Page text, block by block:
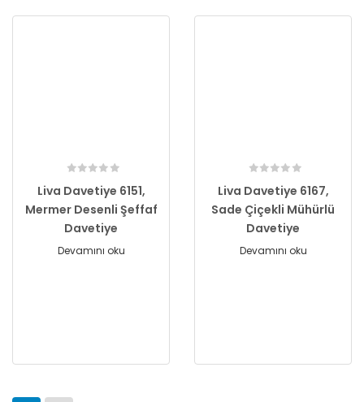
Liva Davetiye 6151,
Mermer Desenli Şeffaf
Davetiye
Devamını oku
Liva Davetiye 6167,
Sade Çiçekli Mühürlü
Davetiye
Devamını oku